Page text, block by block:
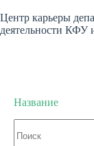
к
сути
Центр карьеры
деятельности КФУ
Название
не